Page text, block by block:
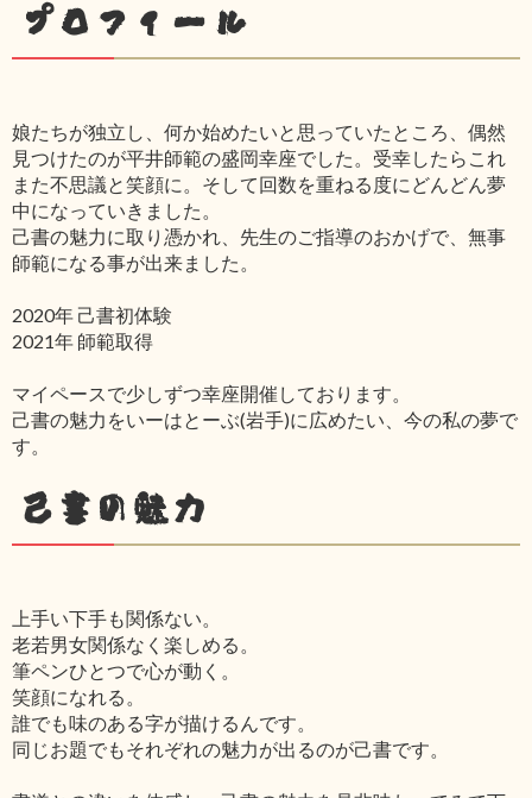
プロフィール
娘たちが独立し、何か始めたいと思っていたところ、偶然
見つけたのが平井師範の盛岡幸座でした。受幸したらこれ
また不思議と笑顔に。そして回数を重ねる度にどんどん夢
中になっていきました。
己書の魅力に取り憑かれ、先生のご指導のおかげで、無事
師範になる事が出来ました。
2020年 己書初体験
2021年 師範取得
マイペースで少しずつ幸座開催しております。
己書の魅力をいーはとーぶ(岩手)に広めたい、今の私の夢で
す。
己書の魅力
上手い下手も関係ない。
老若男女関係なく楽しめる。
筆ペンひとつで心が動く。
笑顔になれる。
誰でも味のある字が描けるんです。
同じお題でもそれぞれの魅力が出るのが己書です。